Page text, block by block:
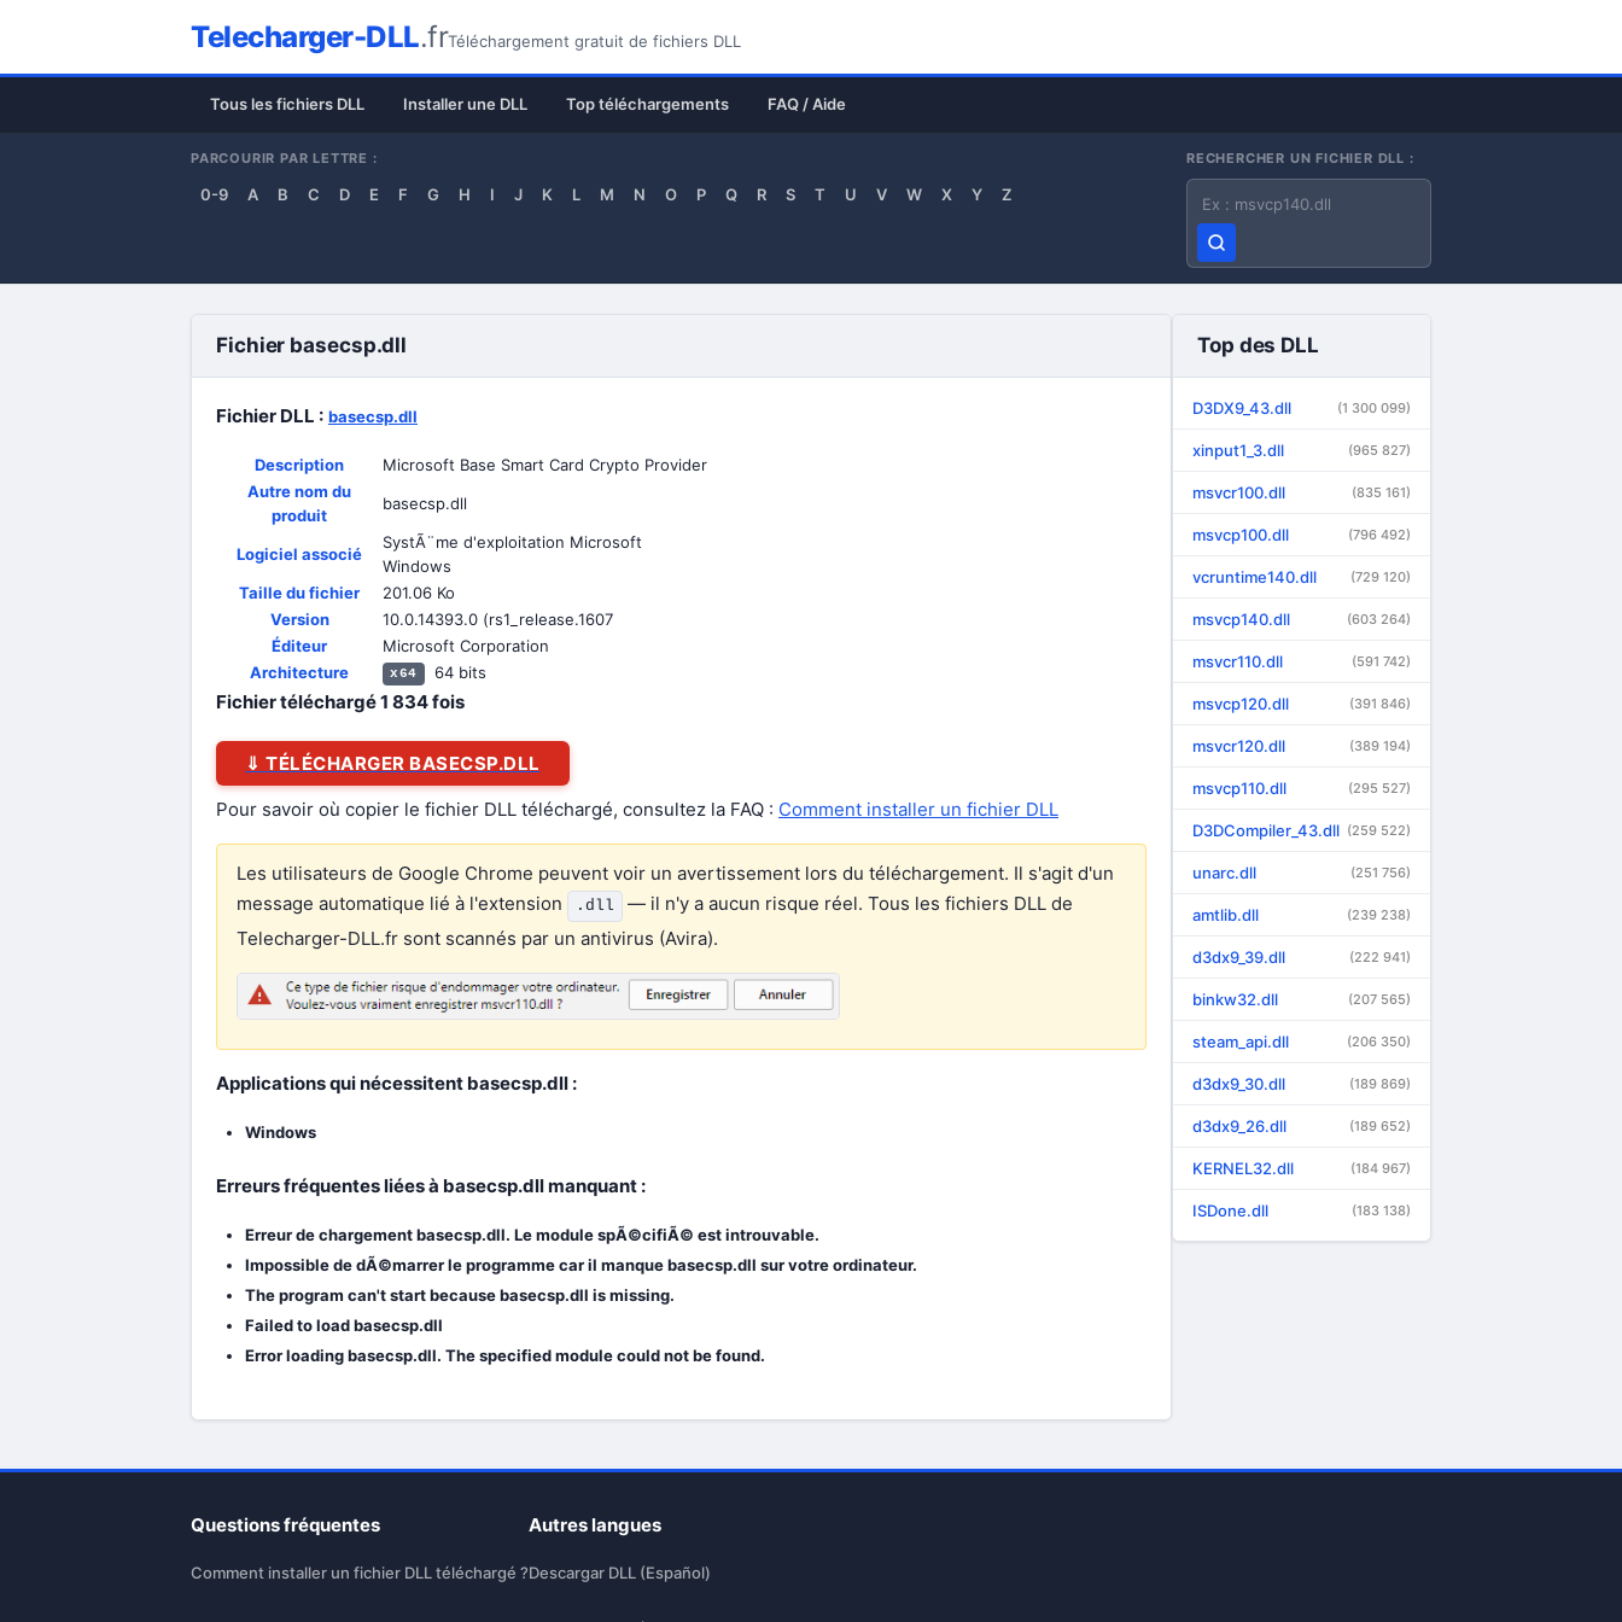
Telecharger-DLL.frTéléchargement gratuit de fichiers DLL
Tous les fichiers DLL Installer une DLL Top téléchargements FAQ / Aide
PARCOURIR PAR LETTRE :
0-9 A B C D E F G H I J K L M N O P Q R S T U V W X Y Z
RECHERCHER UN FICHIER DLL :
Nom du fichier DLL
Fichier basecsp.dll
Fichier DLL : basecsp.dll
Description
Microsoft Base Smart Card Crypto Provider
Autre nom du
produit
basecsp.dll
Logiciel associé
SystÃ¨me d'exploitation Microsoft
Windows
Taille du fichier
201.06 Ko
Version
10.0.14393.0 (rs1_release.1607
Éditeur
Microsoft Corporation
Architecture
x64 64 bits
Fichier téléchargé1 834fois
⇓ TÉLÉCHARGER BASECSP.DLL
Pour savoir où copier le fichier DLL téléchargé, consultez la FAQ : Comment installer un fichier DLL
Les utilisateurs de Google Chrome peuvent voir un avertissement lors du téléchargement. Il s'agit d'un
message automatique lié à l'extension
.dll
— il n'y a aucun risque réel. Tous les fichiers DLL de
Telecharger-DLL.fr sont scannés par un antivirus (Avira).
Applications qui nécessitent basecsp.dll :
Windows
Erreurs fréquentes liées à basecsp.dll manquant :
Erreur de chargement basecsp.dll. Le module spÃ©cifiÃ© est introuvable.
Impossible de dÃ©marrer le programme car il manque basecsp.dll sur votre ordinateur.
The program can't start because basecsp.dll is missing.
Failed to load basecsp.dll
Error loading basecsp.dll. The specified module could not be found.
Top des DLL
D3DX9_43.dll (1 300 099)
xinput1_3.dll (965 827)
msvcr100.dll (835 161)
msvcp100.dll (796 492)
vcruntime140.dll (729 120)
msvcp140.dll (603 264)
msvcr110.dll (591 742)
msvcp120.dll (391 846)
msvcr120.dll (389 194)
msvcp110.dll (295 527)
D3DCompiler_43.dll (259 522)
unarc.dll (251 756)
amtlib.dll (239 238)
d3dx9_39.dll (222 941)
binkw32.dll (207 565)
steam_api.dll (206 350)
d3dx9_30.dll (189 869)
d3dx9_26.dll (189 652)
KERNEL32.dll (184 967)
ISDone.dll (183 138)
Questions fréquentes
Comment installer un fichier DLL téléchargé ?
Autres langues
Descargar DLL (Español)